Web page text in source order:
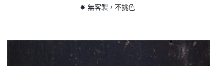
✸ 無客製，不挑色